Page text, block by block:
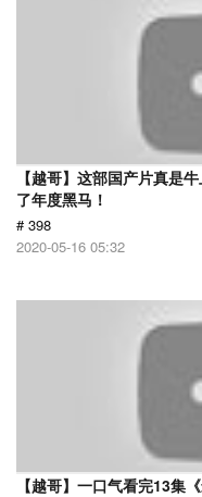
【越哥】这部国产片真是
了年度黑马！
# 398
2020-05-16 05:32
【越哥】一口气看完13集